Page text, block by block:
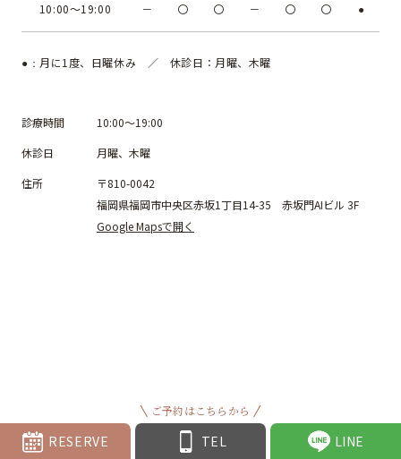
ご予約はこちらから
RESERVE TEL LINE
10:00～19:00 － 〇 〇 － 〇 〇 ●
●： 月に1度、日曜休み ／ 休診日：月曜、木曜
診療時間
10:00～19:00
休診日
月曜、木曜
住所
〒810-0042
福岡県福岡市中央区赤坂1丁目14-35 赤坂門AIビル 3F
Google Mapsで開く